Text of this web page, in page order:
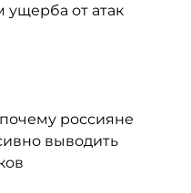
от атак
россияне
выводить